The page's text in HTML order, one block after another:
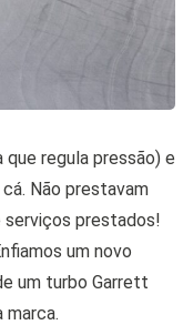
regula pressão) e
Não prestavam
serviços prestados!
um novo
um turbo Garrett
marca.